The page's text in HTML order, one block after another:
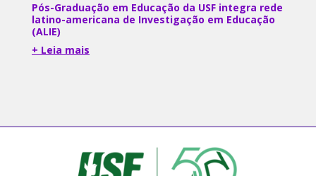
Pós-Graduação em Educação da USF integra rede
latino-americana de Investigação em Educação
(ALIE)
+ Leia mais